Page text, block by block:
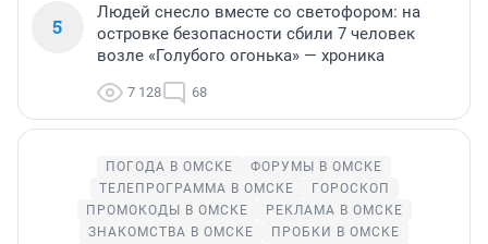
5
Людей снесло вместе со светофором: на
островке безопасности сбили 7 человек
возле «Голубого огонька» — хроника
7 128 68
ПОГОДА В ОМСКЕ
ФОРУМЫ В ОМСКЕ
ТЕЛЕПРОГРАММА В ОМСКЕ
ГОРОСКОП
ПРОМОКОДЫ В ОМСКЕ
РЕКЛАМА В ОМСКЕ
ЗНАКОМСТВА В ОМСКЕ
ПРОБКИ В ОМСКЕ